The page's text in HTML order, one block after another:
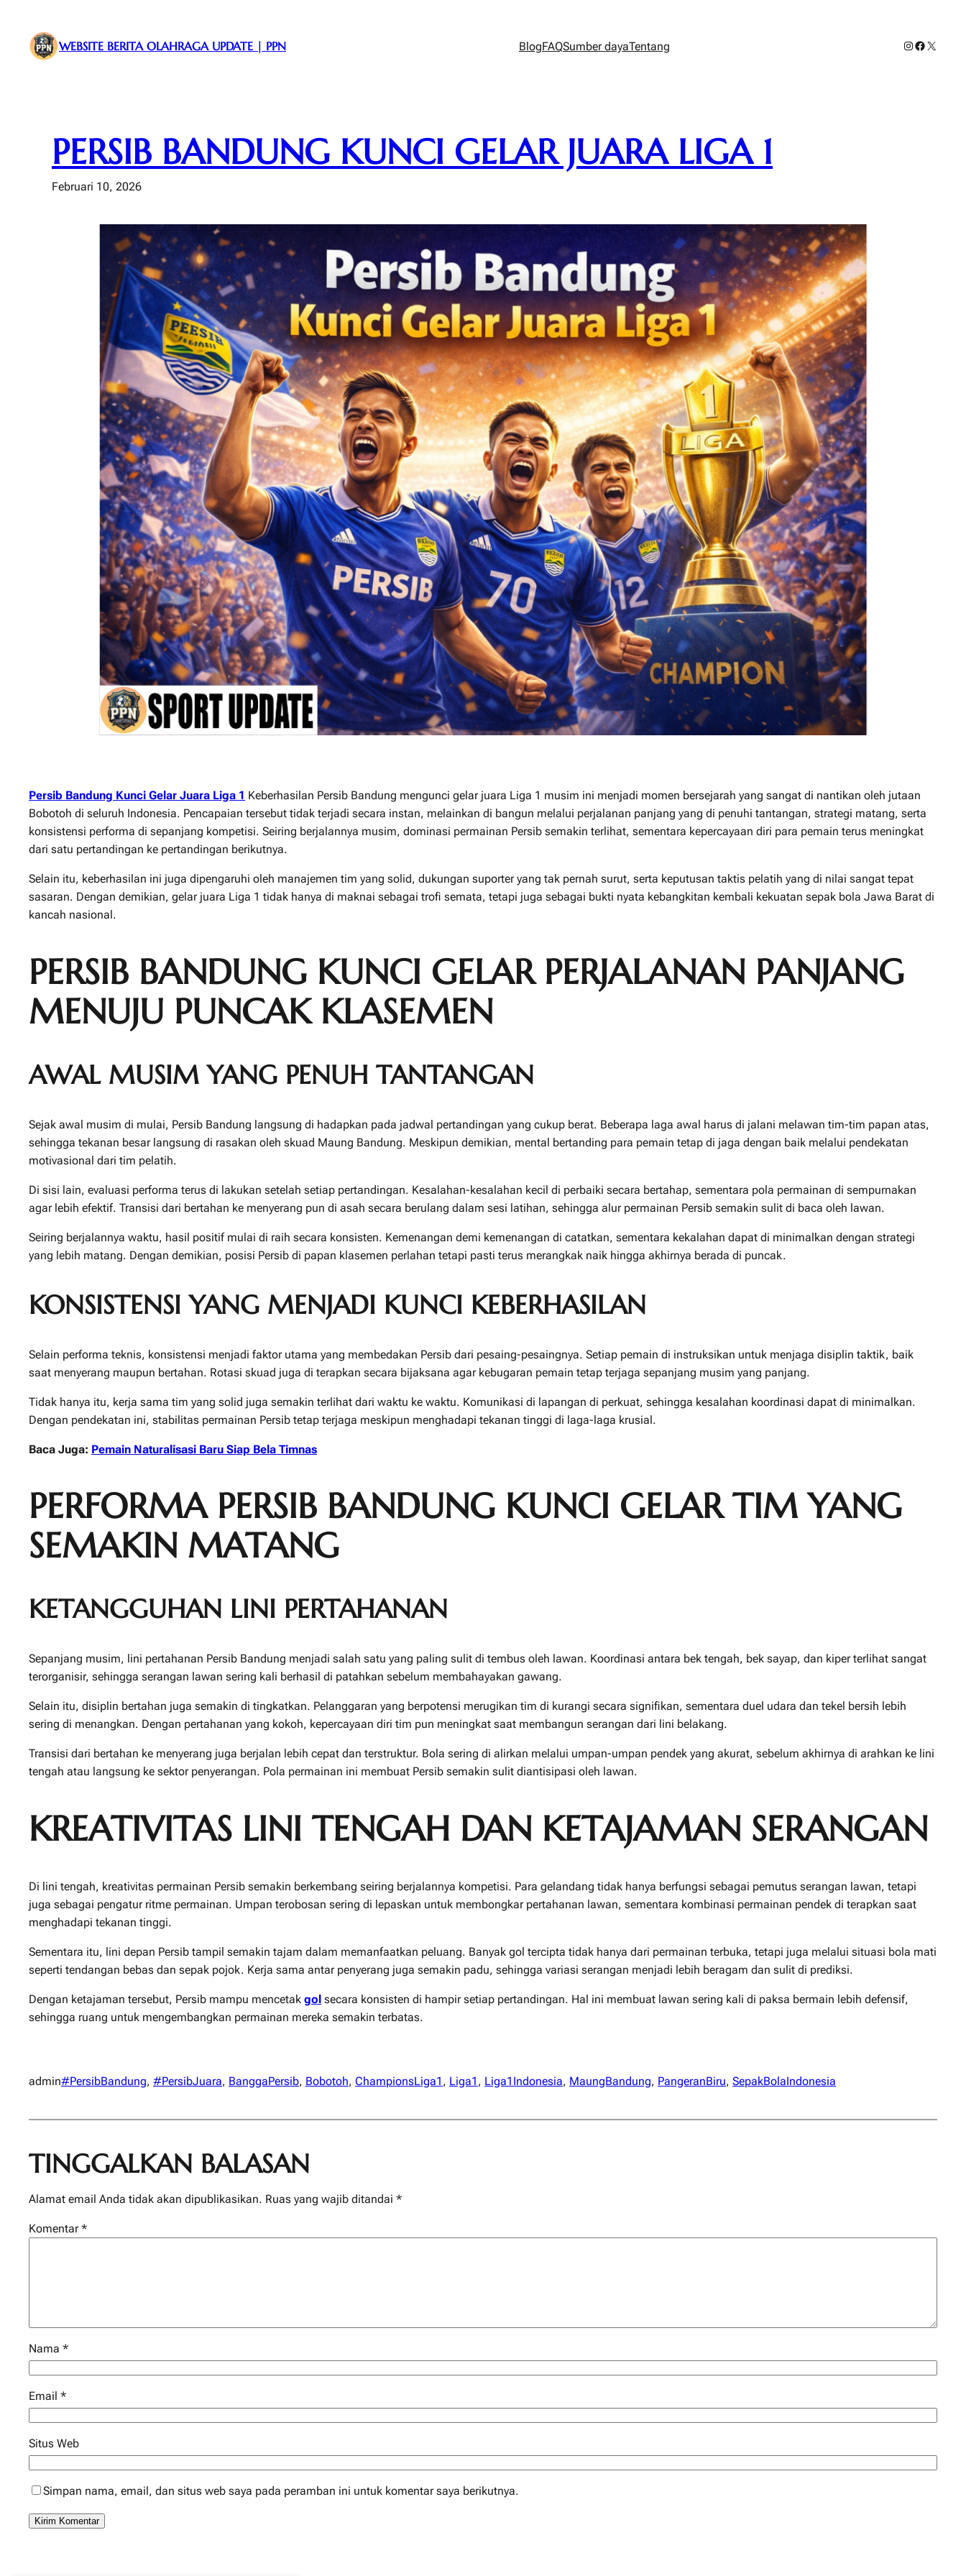
konten
WEBSITE BERITA OLAHRAGA UPDATE | PPN BlogFAQSumber dayaTentang Instagram
Facebook
X
PERSIB BANDUNG KUNCI GELAR JUARA LIGA 1
Februari 10, 2026
Persib Bandung Kunci Gelar Juara Liga 1 Keberhasilan Persib Bandung mengunci gelar juara Liga 1 musim ini menjadi momen bersejarah yang sangat di nantikan oleh jutaan
Bobotoh di seluruh Indonesia. Pencapaian tersebut tidak terjadi secara instan, melainkan di bangun melalui perjalanan panjang yang di penuhi tantangan, strategi matang, serta
konsistensi performa di sepanjang kompetisi. Seiring berjalannya musim, dominasi permainan Persib semakin terlihat, sementara kepercayaan diri para pemain terus meningkat
dari satu pertandingan ke pertandingan berikutnya.
Selain itu, keberhasilan ini juga dipengaruhi oleh manajemen tim yang solid, dukungan suporter yang tak pernah surut, serta keputusan taktis pelatih yang di nilai sangat tepat
sasaran. Dengan demikian, gelar juara Liga 1 tidak hanya di maknai sebagai trofi semata, tetapi juga sebagai bukti nyata kebangkitan kembali kekuatan sepak bola Jawa Barat di
kancah nasional.
PERSIB BANDUNG KUNCI GELAR PERJALANAN PANJANG
MENUJU PUNCAK KLASEMEN
AWAL MUSIM YANG PENUH TANTANGAN
Sejak awal musim di mulai, Persib Bandung langsung di hadapkan pada jadwal pertandingan yang cukup berat. Beberapa laga awal harus di jalani melawan tim-tim papan atas,
sehingga tekanan besar langsung di rasakan oleh skuad Maung Bandung. Meskipun demikian, mental bertanding para pemain tetap di jaga dengan baik melalui pendekatan
motivasional dari tim pelatih.
Di sisi lain, evaluasi performa terus di lakukan setelah setiap pertandingan. Kesalahan-kesalahan kecil di perbaiki secara bertahap, sementara pola permainan di sempurnakan
agar lebih efektif. Transisi dari bertahan ke menyerang pun di asah secara berulang dalam sesi latihan, sehingga alur permainan Persib semakin sulit di baca oleh lawan.
Seiring berjalannya waktu, hasil positif mulai di raih secara konsisten. Kemenangan demi kemenangan di catatkan, sementara kekalahan dapat di minimalkan dengan strategi
yang lebih matang. Dengan demikian, posisi Persib di papan klasemen perlahan tetapi pasti terus merangkak naik hingga akhirnya berada di puncak.
KONSISTENSI YANG MENJADI KUNCI KEBERHASILAN
Selain performa teknis, konsistensi menjadi faktor utama yang membedakan Persib dari pesaing-pesaingnya. Setiap pemain di instruksikan untuk menjaga disiplin taktik, baik
saat menyerang maupun bertahan. Rotasi skuad juga di terapkan secara bijaksana agar kebugaran pemain tetap terjaga sepanjang musim yang panjang.
Tidak hanya itu, kerja sama tim yang solid juga semakin terlihat dari waktu ke waktu. Komunikasi di lapangan di perkuat, sehingga kesalahan koordinasi dapat di minimalkan.
Dengan pendekatan ini, stabilitas permainan Persib tetap terjaga meskipun menghadapi tekanan tinggi di laga-laga krusial.
Baca Juga: Pemain Naturalisasi Baru Siap Bela Timnas
PERFORMA PERSIB BANDUNG KUNCI GELAR TIM YANG
SEMAKIN MATANG
KETANGGUHAN LINI PERTAHANAN
Sepanjang musim, lini pertahanan Persib Bandung menjadi salah satu yang paling sulit di tembus oleh lawan. Koordinasi antara bek tengah, bek sayap, dan kiper terlihat sangat
terorganisir, sehingga serangan lawan sering kali berhasil di patahkan sebelum membahayakan gawang.
Selain itu, disiplin bertahan juga semakin di tingkatkan. Pelanggaran yang berpotensi merugikan tim di kurangi secara signifikan, sementara duel udara dan tekel bersih lebih
sering di menangkan. Dengan pertahanan yang kokoh, kepercayaan diri tim pun meningkat saat membangun serangan dari lini belakang.
Transisi dari bertahan ke menyerang juga berjalan lebih cepat dan terstruktur. Bola sering di alirkan melalui umpan-umpan pendek yang akurat, sebelum akhirnya di arahkan ke lini
tengah atau langsung ke sektor penyerangan. Pola permainan ini membuat Persib semakin sulit diantisipasi oleh lawan.
KREATIVITAS LINI TENGAH DAN KETAJAMAN SERANGAN
Di lini tengah, kreativitas permainan Persib semakin berkembang seiring berjalannya kompetisi. Para gelandang tidak hanya berfungsi sebagai pemutus serangan lawan, tetapi
juga sebagai pengatur ritme permainan. Umpan terobosan sering di lepaskan untuk membongkar pertahanan lawan, sementara kombinasi permainan pendek di terapkan saat
menghadapi tekanan tinggi.
Sementara itu, lini depan Persib tampil semakin tajam dalam memanfaatkan peluang. Banyak gol tercipta tidak hanya dari permainan terbuka, tetapi juga melalui situasi bola mati
seperti tendangan bebas dan sepak pojok. Kerja sama antar penyerang juga semakin padu, sehingga variasi serangan menjadi lebih beragam dan sulit di prediksi.
Dengan ketajaman tersebut, Persib mampu mencetak gol secara konsisten di hampir setiap pertandingan. Hal ini membuat lawan sering kali di paksa bermain lebih defensif,
sehingga ruang untuk mengembangkan permainan mereka semakin terbatas.
admin#PersibBandung, #PersibJuara, BanggaPersib, Bobotoh, ChampionsLiga1 , Liga1 , Liga1Indonesia, MaungBandung, PangeranBiru, SepakBolaIndonesia
TINGGALKAN BALASAN
Alamat email Anda tidak akan dipublikasikan. Ruas yang wajib ditandai *
Komentar*
Nama *
Email *
Situs Web
Simpan nama, email, dan situs web saya pada peramban ini untuk komentar saya berikutnya.